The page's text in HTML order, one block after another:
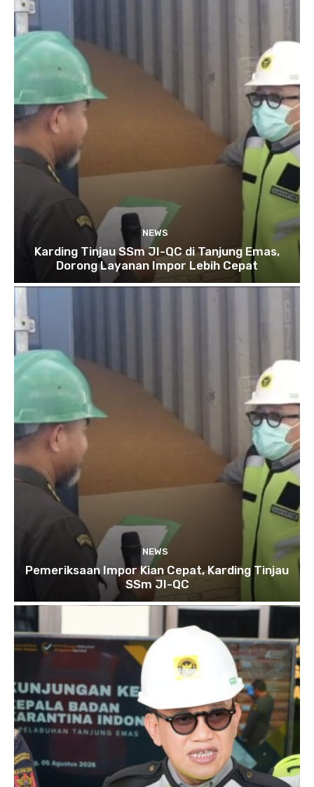
NEWS
Karding Tinjau SSm JI-QC di Tanjung Emas,
Dorong Layanan Impor Lebih Cepat
NEWS
Pemeriksaan Impor Kian Cepat, Karding Tinjau
SSm JI-QC